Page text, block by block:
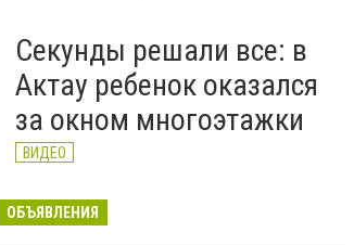
Секунды решали все: в
Актау ребенок оказался
за окном многоэтажки
ВИДЕО
ОБЪЯВЛЕНИЯ